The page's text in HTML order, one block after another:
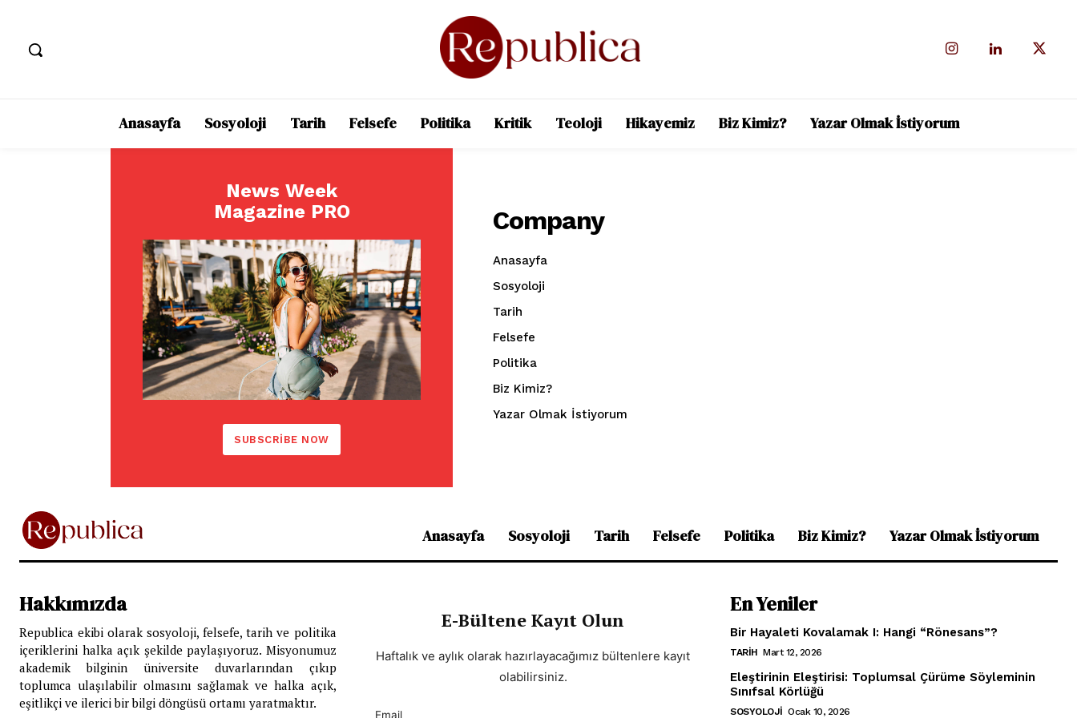
Anasayfa Sosyoloji Tarih Felsefe Politika Kritik Teoloji Hikayemiz Biz Kimiz? Yazar Olmak İstiyorum
News Week
Magazine PRO
SUBSCRIBE NOW
Company
Anasayfa
Sosyoloji
Tarih
Felsefe
Politika
Biz Kimiz?
Yazar Olmak İstiyorum
Anasayfa Sosyoloji Tarih Felsefe Politika Biz Kimiz? Yazar Olmak İstiyorum
Hakkımızda
Republica ekibi olarak sosyoloji, felsefe, tarih ve politika
içeriklerini halka açık şekilde paylaşıyoruz. Misyonumuz
akademik bilginin üniversite duvarlarından çıkıp
toplumca ulaşılabilir olmasını sağlamak ve halka açık,
eşitlikçi ve ilerici bir bilgi döngüsü ortamı yaratmaktır.
E-Bültene Kayıt Olun
Haftalık ve aylık olarak hazırlayacağımız bültenlere kayıt
olabilirsiniz.
Email
En Yeniler
Bir Hayaleti Kovalamak I: Hangi “Rönesans”?
TARIH Mart 12, 2026
Eleştirinin Eleştirisi: Toplumsal Çürüme Söyleminin
Sınıfsal Körlüğü
SOSYOLOJI Ocak 10, 2026